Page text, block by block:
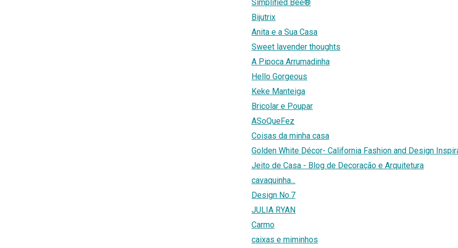
Simplified Bee®
Bijutrix
Anita e a Sua Casa
Sweet lavender thoughts
A Pipoca Arrumadinha
Hello Gorgeous
Keke Manteiga
Bricolar e Poupar
ASoQueFez
Coisas da minha casa
Golden White Décor- California Fashion and Design
Jeito de Casa - Blog de Decoração e Arquitetura
cavaquinha...
Design No.7
JULIA RYAN
Carmo
caixas e miminhos